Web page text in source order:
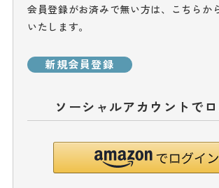
会員登録がお済みで無い方は、こちらか
いたします。
新規会員登録
ソーシャルアカウントで